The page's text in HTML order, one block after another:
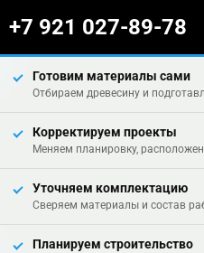
+7 921 027-89-78
Готовим материалы сами
Отбираем древесину и
Корректируем проекты
Меняем планировку,
Уточняем комплектацию
Сверяем материалы и состав
Планируем строительство